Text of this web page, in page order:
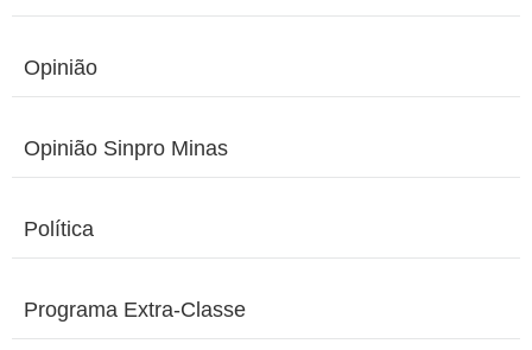
Opinião
Opinião Sinpro Minas
Política
Programa Extra-Classe